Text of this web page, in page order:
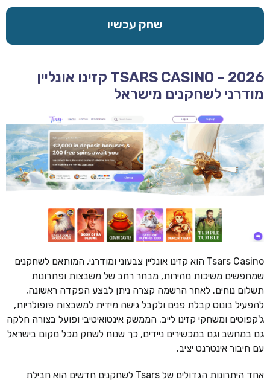
שחק עכשיו
TSARS CASINO – 2026 קזינו אונליין
מודרני לשחקנים מישראל
Tsars Casino הוא קזינו אונליין צבעוני ומודרני, המותאם לשחקנים
שמחפשים משיכות מהירות, מבחר רחב של משבצות ופתרונות
תשלום נוחים. לאחר הרשמה קצרה ניתן לבצע הפקדה ראשונה,
להפעיל בונוס קבלת פנים ולקבל גישה מידית למשבצות פופולריות,
ג'קפוטים ומשחקי קזינו לייב. הממשק אינטואיטיבי ופועל בצורה חלקה
גם במחשב וגם במכשירים ניידים, כך שנוח לשחק מכל מקום בישראל
עם חיבור אינטרנט יציב.
אחד היתרונות הגדולים של Tsars לשחקנים חדשים הוא חבילת